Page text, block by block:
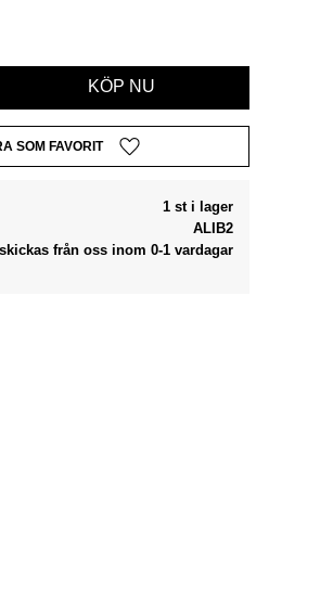
Lägg till i favoriter
1 st i lager
ALIB2
skickas från oss inom 0-1 vardagar